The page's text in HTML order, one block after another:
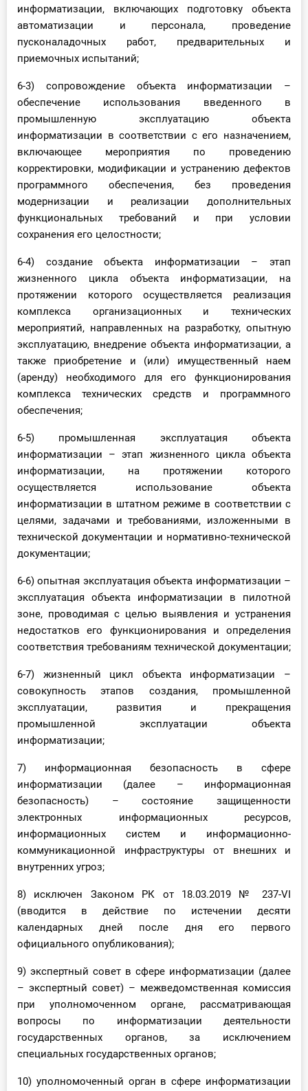
информатизации, включающих подготовку объекта
автоматизации и персонала, проведение
пусконаладочных работ, предварительных и
приемочных испытаний;
6-3) сопровождение объекта информатизации –
обеспечение использования введенного в
промышленную эксплуатацию объекта
информатизации в соответствии с его назначением,
включающее мероприятия по проведению
корректировки, модификации и устранению дефектов
программного обеспечения, без проведения
модернизации и реализации дополнительных
функциональных требований и при условии
сохранения его целостности;
6-4) создание объекта информатизации – этап
жизненного цикла объекта информатизации, на
протяжении которого осуществляется реализация
комплекса организационных и технических
мероприятий, направленных на разработку, опытную
эксплуатацию, внедрение объекта информатизации, а
также приобретение и (или) имущественный наем
(аренду) необходимого для его функционирования
комплекса технических средств и программного
обеспечения;
6-5) промышленная эксплуатация объекта
информатизации – этап жизненного цикла объекта
информатизации, на протяжении которого
осуществляется использование объекта
информатизации в штатном режиме в соответствии с
целями, задачами и требованиями, изложенными в
технической документации и нормативно-технической
документации;
6-6) опытная эксплуатация объекта информатизации –
эксплуатация объекта информатизации в пилотной
зоне, проводимая с целью выявления и устранения
недостатков его функционирования и определения
соответствия требованиям технической документации;
6-7) жизненный цикл объекта информатизации –
совокупность этапов создания, промышленной
эксплуатации, развития и прекращения
промышленной эксплуатации объекта
информатизации;
7) информационная безопасность в сфере
информатизации (далее – информационная
безопасность) – состояние защищенности
электронных информационных ресурсов,
информационных систем и информационно-
коммуникационной инфраструктуры от внешних и
внутренних угроз;
8) исключен Законом РК от 18.03.2019 № 237-VІ
(вводится в действие по истечении десяти
календарных дней после дня его первого
официального опубликования);
9) экспертный совет в сфере информатизации (далее
– экспертный совет) – межведомственная комиссия
при уполномоченном органе, рассматривающая
вопросы по информатизации деятельности
государственных органов, за исключением
специальных государственных органов;
10) уполномоченный орган в сфере информатизации